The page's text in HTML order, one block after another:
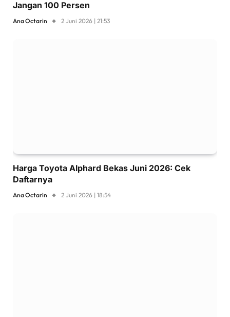
Jangan 100 Persen
Ana Octarin 2 Juni 2026 | 21:53
Harga Toyota Alphard Bekas Juni 2026: Cek
Daftarnya
Ana Octarin 2 Juni 2026 | 18:54